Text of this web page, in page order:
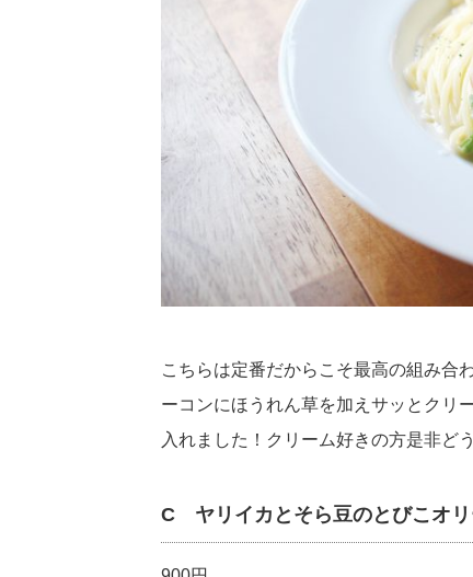
こちらは定番だからこそ最高の組み合
ーコンにほうれん草を加えサッとクリ
入れました！クリーム好きの方是非ど
C ヤリイカとそら豆のとびこオリ